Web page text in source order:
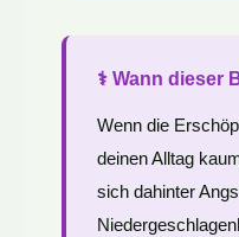
⚕️ Wann dieser
Wenn die
deinen Alltag
sich dahinter